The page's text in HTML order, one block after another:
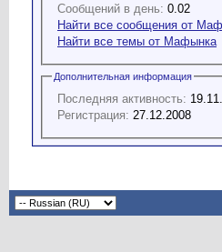
Сообщений в день: 0.02
Найти все сообщения от
Найти все темы от Мафынка
Дополнительная информация
Последняя активность:
Регистрация: 27.12.2008